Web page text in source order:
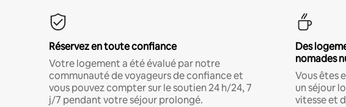
Réservez en toute confiance
Votre logement a été évalué par notre
communauté de voyageurs de confiance et
vous pouvez compter sur le soutien 24 h/24, 7
j/7 pendant votre séjour prolongé.
Des
nomades
Vous êtes
un séjour
vitesse et